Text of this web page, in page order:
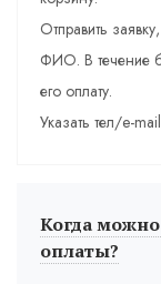
Отправить
ФИО. В течение
его оплату.
Указать тел/e-
Когда можно
оплаты?